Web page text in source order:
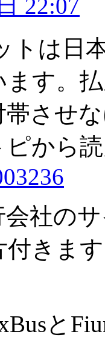
22:07
トは日
ます。
帯させ
ピから
社の
付きま
と